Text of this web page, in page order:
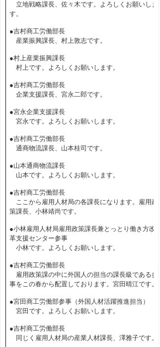
立地戦略課長、佐々木です。よろしくお願いしま
す。
●吉村商工労働部長
産業振興課長、村上敦志です。
●村上産業振興課長
村上です。よろしくお願いします。
●吉村商工労働部長
企業支援課長、宮永二郎です。
●宮永企業支援課長
宮永です。よろしくお願いします。
●吉村商工労働部長
通商物流課長、山本桂司です。
●山本通商物流課長
山本です。よろしくお願いします。
●吉村商工労働部長
ここから雇用人材局の各課長になります。雇用政
策課長、小林靖尚です。
●小林雇用人材局雇用政策課長兼とっとり働き方改
革支援センター参事
小林です。よろしくお願いします。
●吉村商工労働部長
雇用政策課の中に外国人の担当の課長級である参
事をこの春から配置しております。宮田晴江です。
●宮田商工労働部参事（外国人材活躍推進担当）
宮田です。よろしくお願いします。
●吉村商工労働部長
同じく雇用人材局の産業人材課長、澤雅子です。